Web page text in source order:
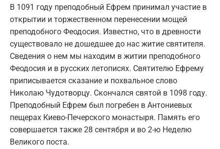
В 1091 году преподобный Ефрем принимал участие в
открытии и торжественном перенесении мощей
преподобного Феодосия. Известно, что в древности
существовало не дошедшее до нас житие святителя.
Сведения о нем мы находим в житии преподобного
Феодосия и в русских летописях. Святителю Ефрему
приписывается сказание и похвальное слово
Николаю Чудотворцу. Скончался святой в 1098 году.
Преподобный Ефрем был погребен в Антониевых
пещерах Киево-Печерского монастыря. Память его
совершается также 28 сентября и во 2-ю Неделю
Великого поста.